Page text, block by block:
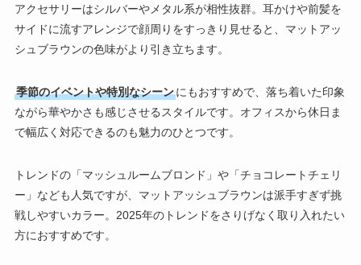
アクセサリーはシルバーやメタル系が相性抜群。耳かけや前髪を
サイドに流すアレンジで顔周りをすっきり見せると、マットアッ
シュブラウンの色味がより引き立ちます。
季節のイベントや特別なシーンにもおすすめで、落ち着いた印象
ながら華やかさも感じさせるスタイルです。オフィスから休日ま
で幅広く対応できるのも魅力のひとつです。
トレンドの「マッシュルームブロンド」や「チョコレートチェリ
ー」なども人気ですが、マットアッシュブラウンは派手すぎず挑
戦しやすいカラー。2025年のトレンドをさりげなく取り入れたい
方におすすめです。